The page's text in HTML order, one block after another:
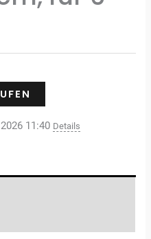
11:40 Details